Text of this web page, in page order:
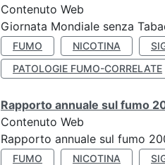
Contenuto Web
Giornata Mondiale senza
FUMO NICOTINA
PATOLOGIE FUMO-CORRELATE
Rapporto annuale sul fumo
Contenuto Web
Rapporto annuale sul fumo
FUMO NICOTINA